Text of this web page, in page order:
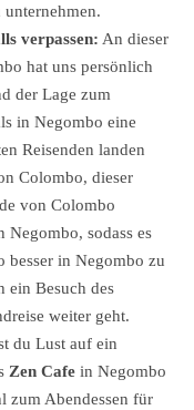
unternehmen.
verpassen: An dieser
hat uns persönlich
der Lage zum
in Negombo eine
Reisenden landen
Colombo, dieser
von Colombo
sodass es
besser in Negombo zu
ein Besuch des
weiter geht.
du Lust auf ein
Zen Cafe in Negombo
zum Abendessen für